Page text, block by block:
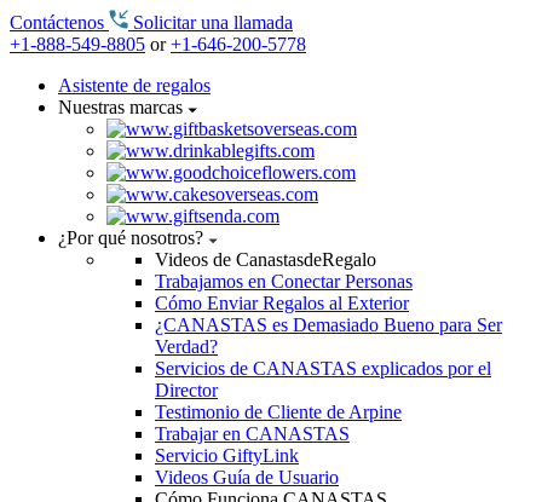
Contáctenos
Solicitar una llamada
+1-888-549-8805 or+1-646-200-5778
Asistente de regalos
Nuestras marcas
¿Por qué nosotros?
Videos de CanastasdeRegalo
Trabajamos en Conectar Personas
Cómo Enviar Regalos al Exterior
¿CANASTAS es Demasiado Bueno para Ser
Verdad?
Servicios de CANASTAS explicados por el
Director
Testimonio de Cliente de Arpine
Trabajar en CANASTAS
Servicio GiftyLink
Videos Guía de Usuario